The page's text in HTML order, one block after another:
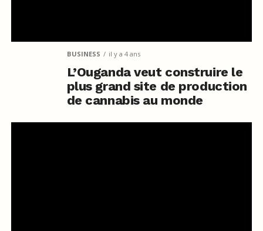
BUSINESS il y a 4 ans
L’Ouganda veut construire le
plus grand site de production
de cannabis au monde